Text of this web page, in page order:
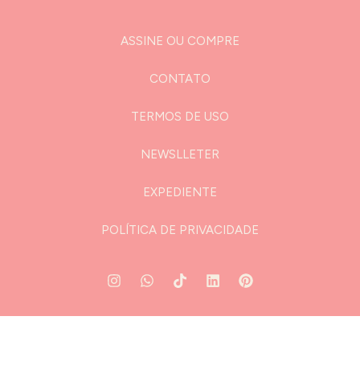
ASSINE OU COMPRE
CONTATO
TERMOS DE USO
NEWSLLETER
EXPEDIENTE
POLÍTICA DE PRIVACIDADE